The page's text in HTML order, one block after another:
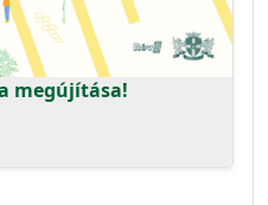
megújítása!